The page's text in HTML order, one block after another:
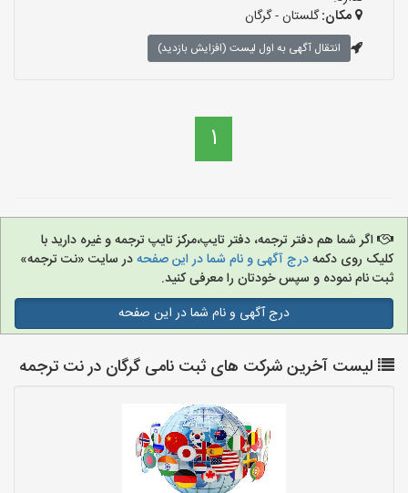
مکان:گلستان - گرگان
انتقال آگهی به اول لیست (افزایش بازدید)
1
اگر شما هم دفتر ترجمه، دفتر تایپ،مرکز تایپ ترجمه و غیره دارید با
کلیک روی دکمهدرج آگهی و نام شما در این صفحهدر سایت «نت ترجمه»
ثبت نام نموده و سپس خودتان را معرفی کنید.
درج آگهی و نام شما در این صفحه
لیست آخرین شرکت های ثبت نامی گرگان در نت ترجمه